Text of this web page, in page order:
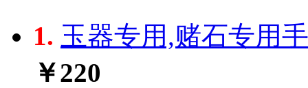
1. 玉器专用,赌石专用
￥220